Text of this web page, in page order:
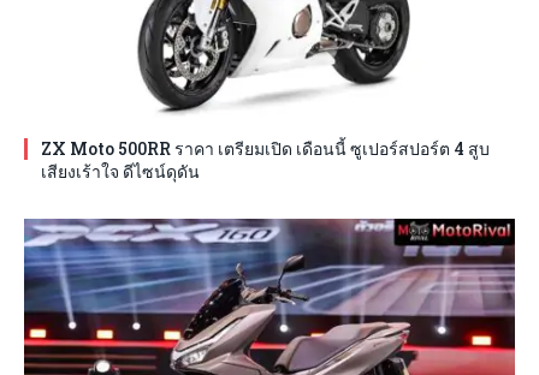
ZX Moto 500RR ราคา เตรียมเปิด เดือนนี้ ซูเปอร์สปอร์ต 4 สูบ
เสียงเร้าใจ ดีไซน์ดุดัน